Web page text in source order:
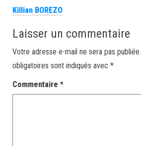
Killian BOREZO
Laisser un commentaire
Votre adresse e-mail ne sera pas publiée.
obligatoires sont indiqués avec *
Commentaire *